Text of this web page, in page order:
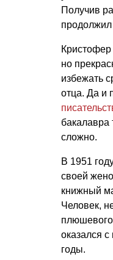
Получив
Кристофер
но
избежать
отца. Да и
бакалавра
сложно.
В 1951
своей
книжный
Человек,
оказался
годы.